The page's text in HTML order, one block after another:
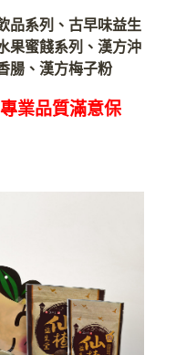
品系列、古早味益生
果蜜餞系列、漢方沖
腸、漢方梅子粉
業品質滿意保